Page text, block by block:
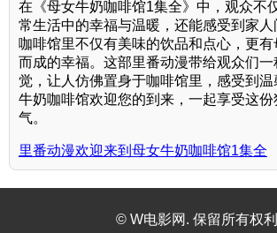
在《母女牛奶咖啡馆1集全》中，观众不
常生活中的幸福与温暖，还能感受到家人
咖啡馆里不仅有美味的饮品和点心，更
而成的幸福。这部里番动漫带给观众们
觉，让人仿佛置身于咖啡馆里，感受到
牛奶咖啡馆欢迎您的到来，一起享受这份
气。
里番动漫欢迎来到母女牛奶咖啡馆1集全
© W电影网. 保留所有权